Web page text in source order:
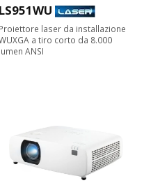
LS951WU
Proiettore laser da installazione
a tiro corto da 8.000
lumen ANSI